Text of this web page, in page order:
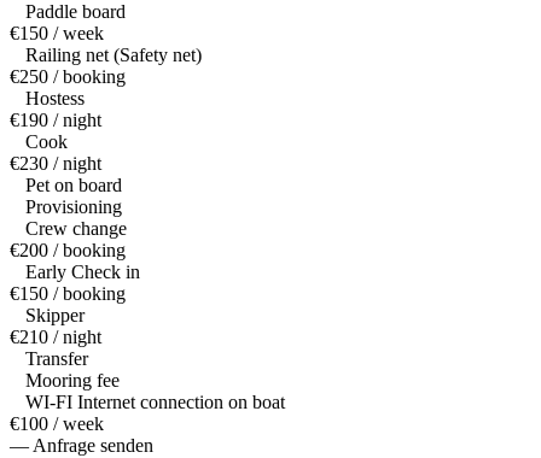
Paddle board
€150 / week
Railing net (Safety net)
€250 / booking
Hostess
€190 / night
Cook
€230 / night
Pet on board
Provisioning
Crew change
€200 / booking
Early Check in
€150 / booking
Skipper
€210 / night
Transfer
Mooring fee
WI-FI Internet connection on boat
€100 / week
— Anfrage senden